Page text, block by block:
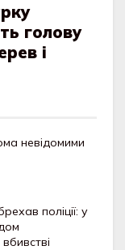
голову
і
невідомими
поліції: у